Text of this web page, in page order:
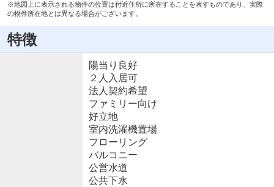
※地図上に表示される物件の位置は付近住所に所在することを表すものであり、実際
の物件所在地とは異なる場合がございます。
特徴
陽当り良好
２人入居可
法人契約希望
ファミリー向け
好立地
室内洗濯機置場
フローリング
バルコニー
公営水道
公共下水